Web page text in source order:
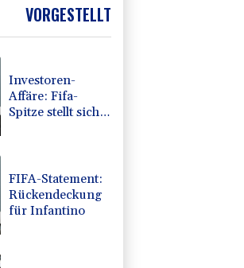
4320.9 $
-0.29% 26126.3 €
VORGESTELLT
Investoren-
Affäre: Fifa-
Spitze stellt sich
FIFA-Statement:
Rückendeckung
für Infantino